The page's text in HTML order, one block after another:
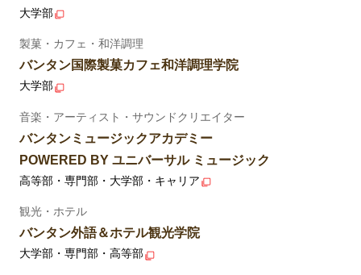
大学部
製菓・カフェ・和洋調理
バンタン国際製菓カフェ和洋調理学院
大学部
音楽・アーティスト・サウンドクリエイター
バンタンミュージックアカデミー
POWERED BY ユニバーサル ミュージック
高等部・専門部・大学部・キャリア
観光・ホテル
バンタン外語＆ホテル観光学院
大学部・専門部・高等部